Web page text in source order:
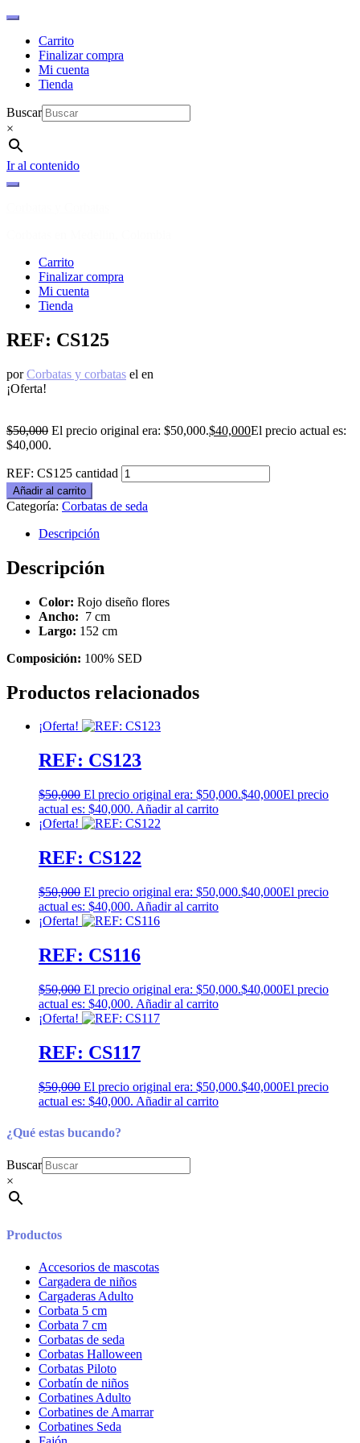
Carrito
Finalizar compra
Mi cuenta
Tienda
Buscar
×
Ir al contenido
Carrito
Finalizar compra
Mi cuenta
Tienda
REF: CS125
porCorbatas y corbatas el en
¡Oferta!
$50,000 El precio original era: $50,000.$40,000El precio actual es:
$40,000.
REF: CS125 cantidad
Añadir al carrito
Categoría: Corbatas de seda
Descripción
Descripción
Color: Rojo diseño flores
Ancho: 7 cm
Largo: 152 cm
Composición: 100% SED
Productos relacionados
¡Oferta!
REF: CS123
$50,000 El precio original era: $50,000.$40,000El precio
actual es: $40,000. Añadir al carrito
¡Oferta!
REF: CS122
$50,000 El precio original era: $50,000.$40,000El precio
actual es: $40,000. Añadir al carrito
¡Oferta!
REF: CS116
$50,000 El precio original era: $50,000.$40,000El precio
actual es: $40,000. Añadir al carrito
¡Oferta!
REF: CS117
$50,000 El precio original era: $50,000.$40,000El precio
actual es: $40,000. Añadir al carrito
¿Qué estas bucando?
Buscar
×
Productos
Accesorios de mascotas
Cargadera de niños
Cargaderas Adulto
Corbata 5 cm
Corbata 7 cm
Corbatas de seda
Corbatas Halloween
Corbatas Piloto
Corbatín de niños
Corbatines Adulto
Corbatines de Amarrar
Corbatines Seda